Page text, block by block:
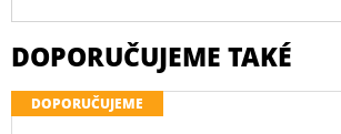
DOPORUČUJEME TAKÉ
DOPORUČUJEME